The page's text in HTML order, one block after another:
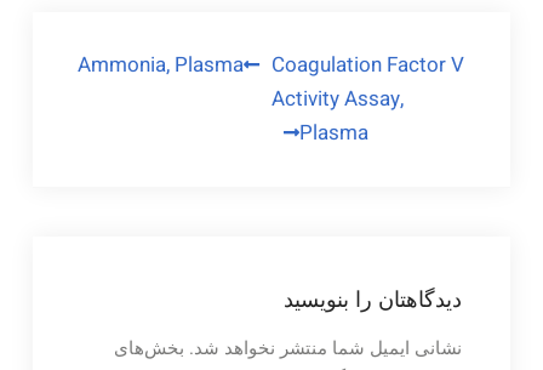
راهبری
نوشته
Ammonia, Plasma
Coagulation Factor V
Activity Assay,
Plasma
دیدگاهتان را بنویسید
نشانی ایمیل شما منتشر نخواهد شد. بخش‌های